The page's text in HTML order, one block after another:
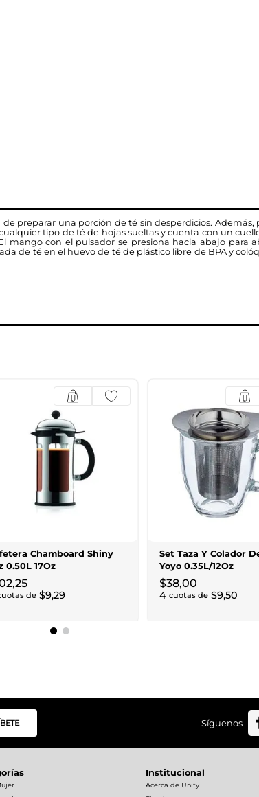
preparar una porción de té sin desperdicios.
tipo de té de hojas sueltas y cuenta con un
mango con el pulsador se presiona hacia abajo para
de té en el huevo de té de plástico libre de BPA y
Chamboard Shiny
0.50L 17Oz
,25
de $9,29
Set Taza Y Colador
Yoyo 0.35L/12Oz
$38,00
4 cuotas de $9,50
Síguenos
Institucional
Acerca de Unity